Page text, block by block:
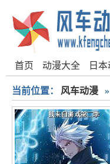
首页 动漫大全 日
当前位置： 风车动漫 »